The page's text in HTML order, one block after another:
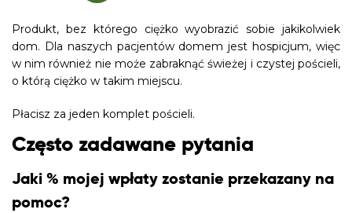
Produkt, bez którego ciężko wyobrazić sobie jakikolwiek
dom. Dla naszych pacjentów domem jest hospicjum, więc
w nim również nie może zabraknąć świeżej i czystej pościeli,
o którą ciężko w takim miejscu.
Płacisz za jeden komplet pościeli.
Często zadawane pytania
Jaki % mojej wpłaty zostanie przekazany na
pomoc?